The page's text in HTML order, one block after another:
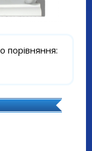
порівняння: